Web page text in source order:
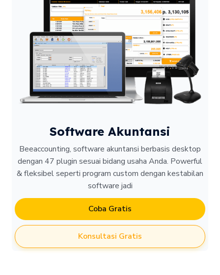
Software Akuntansi
Beeaccounting, software akuntansi berbasis desktop
dengan 47 plugin sesuai bidang usaha Anda. Powerful
& fleksibel seperti program custom dengan kestabilan
software jadi
Coba Gratis
Konsultasi Gratis